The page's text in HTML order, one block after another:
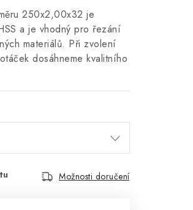
250x2,00x32 je
a je vhodný pro řezání
materiálů. Při zvolení
dosáhneme kvalitního
Možnosti doručení